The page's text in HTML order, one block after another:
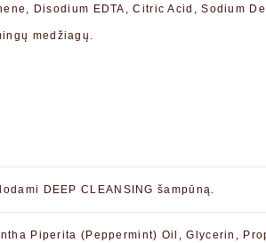
Disodium EDTA, Citric Acid, Sodium
medžiagų.
DEEP CLEANSING šampūną.
Piperita (Peppermint) Oil, Glycerin,